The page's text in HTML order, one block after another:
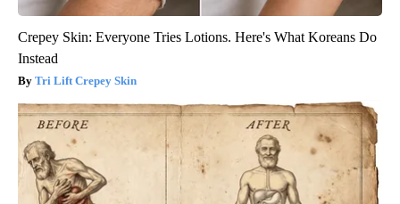
Crepey Skin: Everyone Tries Lotions. Here's What Koreans Do
Instead
Tri Lift Crepey Skin